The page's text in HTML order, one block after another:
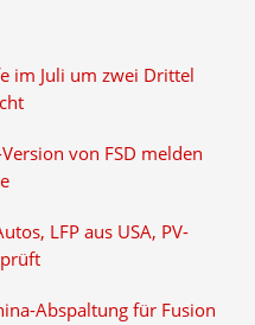
im Juli um zwei Drittel
von FSD melden
LFP aus USA, PV-
Abspaltung für Fusion